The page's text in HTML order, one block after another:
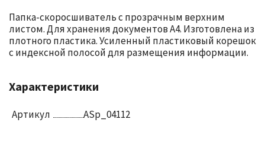
Папка-скоросшиватель с прозрачным верхним
листом. Для хранения документов А4. Изготовлена из
плотного пластика. Усиленный пластиковый корешок
с индексной полосой для размещения информации.
Характеристики
Артикул ASp_04112